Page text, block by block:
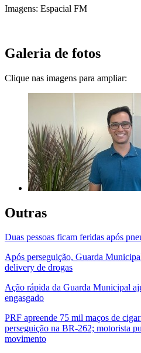
Imagens: Espacial FM
Galeria de fotos
Clique nas imagens para ampliar:
Outras
Duas pessoas ficam feridas após
Após perseguição, Guarda
delivery de drogas
Ação rápida da Guarda Municipal
engasgado
PRF apreende 75 mil maços de
perseguição na BR-262; motorista
movimento